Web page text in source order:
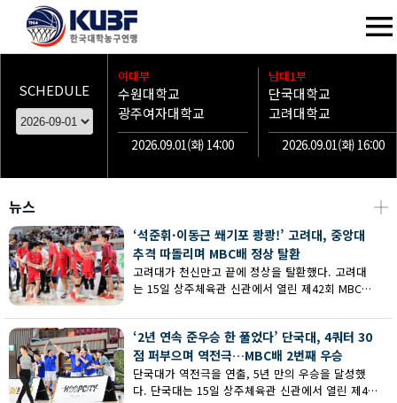
SCHEDULE
여대부
수원대학교
광주여자대학교
2026.09.01(화) 14:00
남대1부
단국대학교
고려대학교
2026.09.01(화) 16:00
뉴스 ┼
‘석준휘·이동근 쐐기포 쾅쾅!’ 고려대, 중앙대
추격 따돌리며 MBC배 정상 탈환
고려대가 천신만고 끝에 정상을 탈환했다. 고려대
는 15일 상주체육관 신관에서 열린 제42회 MBC배
추격을 따돌리며 73-62로 승리했다.
‘2년 연속 준우승 한 풀었다’ 단국대, 4쿼터 30
점 퍼부으며 역전극…MBC배 2번째 우승
단국대가 역전극을 연출, 5년 만의 우승을 달성했
다. 단국대는 15일 상주체육관 신관에서 열린 제42